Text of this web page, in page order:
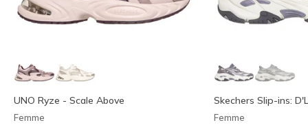
UNO Ryze - Scale Above
Femme
Skechers Slip-ins:
Femme